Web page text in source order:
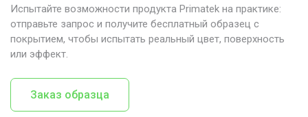
Испытайте возможности продукта Primatek на практике:
отправьте запрос и получите бесплатный образец с
покрытием, чтобы испытать реальный цвет, поверхность
или эффект.
Заказ образца